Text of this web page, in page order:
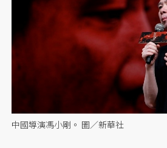
中國導演馮小剛。 圖／新華社